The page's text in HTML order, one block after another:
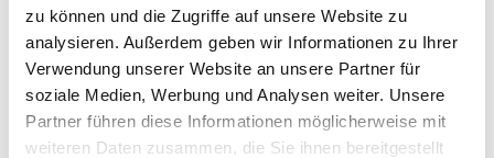
zu können und die Zugriffe auf unsere Website zu
analysieren. Außerdem geben wir Informationen zu Ihrer
Verwendung unserer Website an unsere Partner für
soziale Medien, Werbung und Analysen weiter. Unsere
Partner führen diese Informationen möglicherweise mit
weiteren Daten zusammen, die Sie ihnen bereitgestellt